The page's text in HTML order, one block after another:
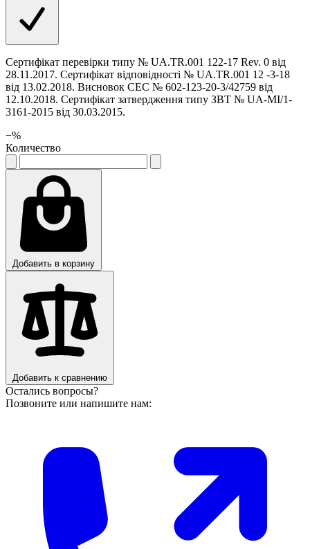
Сертифікат перевірки типу № UA.TR.001 122-17 Rev. 0 від
28.11.2017. Сертифікат відповідності № UA.TR.001 12 -3-18
від 13.02.2018. Висновок СЕС № 602-123-20-3/42759 від
12.10.2018. Сертифікат затвердження типу ЗВТ № UA-MI/1-
3161-2015 від 30.03.2015.
−%
Количество
Добавить в корзину
Добавить к сравнению
Остались вопросы?
Позвоните или напишите нам: